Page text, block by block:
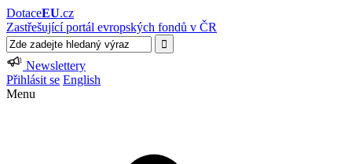
DotaceEU.cz
Zastřešující portál evropských fondů v ČR
Newslettery
Přihlásit se English
Menu